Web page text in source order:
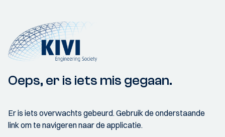
Oeps, er is iets mis gegaan.
Er is iets overwachts gebeurd. Gebruik de onderstaande
link om te navigeren naar de applicatie.